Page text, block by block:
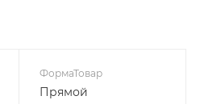
ФормаТовар
Прямой